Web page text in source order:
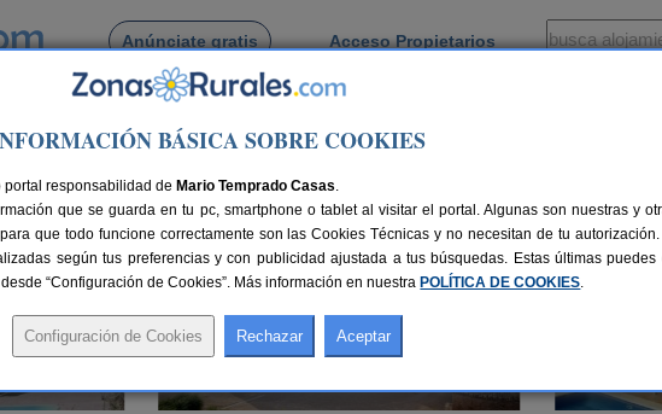
Anúnciate gratis Acceso Propietarios
Busca por pueblo
Can Fontanelles
BÁSICA SOBRE COOKIES
portal responsabilidad de Mario Temprado Casas.
que se guarda en tu pc, smartphone o tablet al visitar el portal. Algunas son nuestras y
que todo funcione correctamente son las Cookies Técnicas y no necesitan de tu
según tus preferencias y con publicidad ajustada a tus búsquedas. Estas últimas
“Configuración de Cookies”. Más información en nuestra POLÍTICA DE COOKIES.